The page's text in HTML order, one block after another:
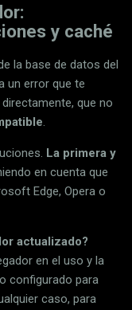
y caché
la base de datos del
un error que te
que no
.
La primera y
en cuenta que
Edge, Opera o
actualizado?
en el uso y la
configurado para
caso, para